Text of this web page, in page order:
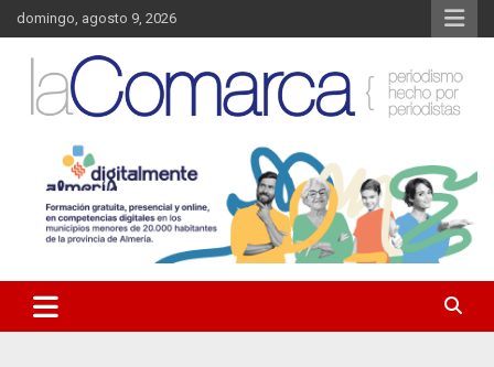
Saltar
al
contenido
domingo, agosto 9, 2026
La Comarca – Noticias del
Almanzora
Almanzora y sus localidades.